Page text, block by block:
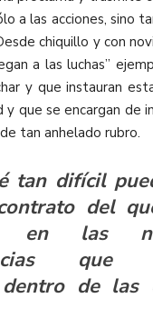
a las acciones, sino
chiquillo y con
a las luchas”
y que instauran
y que se encargan de
tan anhelado rubro.
tan difícil
del
en las
que
de las